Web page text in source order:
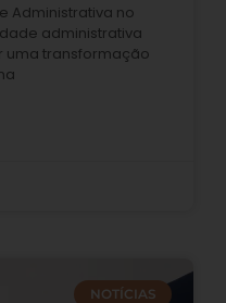
Administrativa no
administrativa
uma transformação
NOTÍCIAS